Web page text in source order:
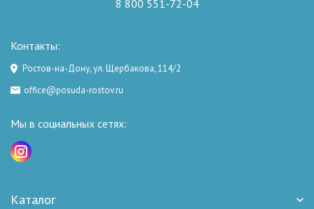
8 800 551-72-04
Контакты:
Ростов-на-Дону, ул. Щербакова, 114/2
office@posuda-rostov.ru
Мы в социальных сетях:
Каталог